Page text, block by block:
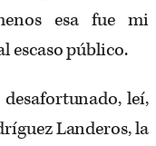
esa fue mi
escaso público.
desafortunado, leí,
Landeros, la